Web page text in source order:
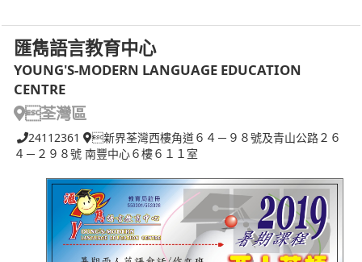
匯雋語言教育中心
YOUNG'S-MODERN LANGUAGE EDUCATION
CENTRE
荃灣區
24112361
新界荃灣西樓角道６４－９８號及青山公路２６
４－２９８號 南豐中心６樓６１１室